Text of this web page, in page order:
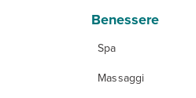
Benessere
Spa
Massaggi